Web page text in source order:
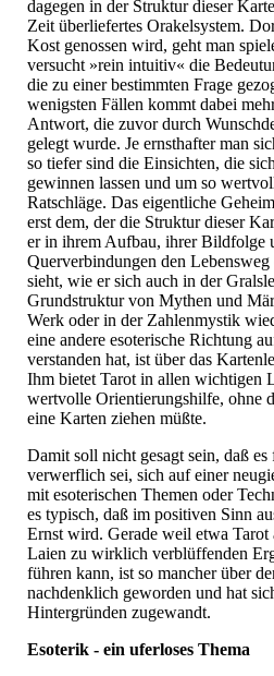
dagegen in der Struktur dieser
Zeit überliefertes Orakelsystem.
Kost genossen wird, geht man
versucht »rein intuitiv« die
die zu einer bestimmten Frage
wenigsten Fällen kommt dabei
Antwort, die zuvor durch
gelegt wurde. Je ernsthafter man
so tiefer sind die Einsichten, die
gewinnen lassen und um so
Ratschläge. Das eigentliche
erst dem, der die Struktur dieser
er in ihrem Aufbau, ihrer Bildfolge
Querverbindungen den Lebensweg
sieht, wie er sich auch in der
Grundstruktur von Mythen und
Werk oder in der Zahlenmystik
eine andere esoterische Richtung
verstanden hat, ist über das
Ihm bietet Tarot in allen wichtigen
wertvolle Orientierungshilfe, ohne
eine Karten ziehen müßte.
Damit soll nicht gesagt sein, daß
verwerflich sei, sich auf einer
mit esoterischen Themen oder
es typisch, daß im positiven Sinn
Ernst wird. Gerade weil etwa Tarot
Laien zu wirklich verblüffenden
führen kann, ist so mancher über
nachdenklich geworden und hat
Hintergründen zugewandt.
Esoterik - ein uferloses Thema